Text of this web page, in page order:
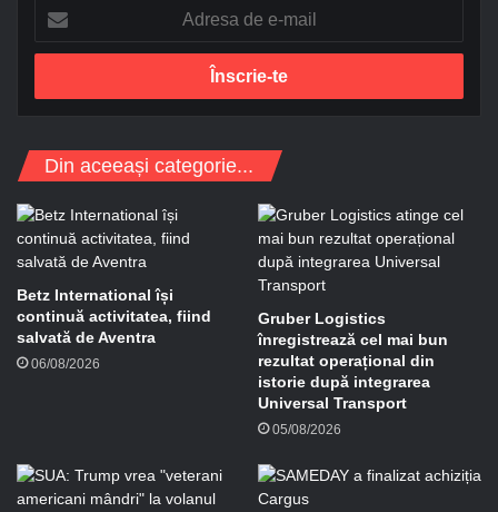
r
s
d
-
m
a
l
Din aceeași categorie...
Betz International își
continuă activitatea, fiind
salvată de Aventra
06/08/2026
Gruber Logistics
înregistrează cel mai bun
rezultat operațional din
istorie după integrarea
Universal Transport
05/08/2026